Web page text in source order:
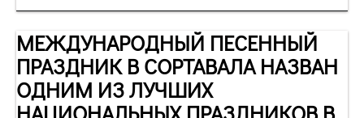
МЕЖДУНАРОДНЫЙ ПЕСЕННЫЙ
ПРАЗДНИК В СОРТАВАЛА НАЗВАН
ОДНИМ ИЗ ЛУЧШИХ